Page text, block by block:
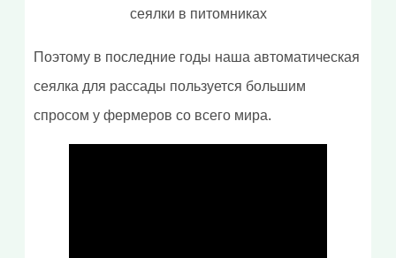
сеялки в питомниках
Поэтому в последние годы наша автоматическая
сеялка для рассады пользуется большим
спросом у фермеров со всего мира.